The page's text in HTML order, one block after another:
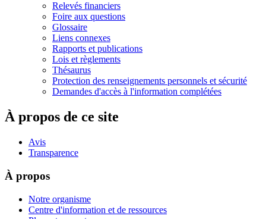
Relevés financiers
Foire aux questions
Glossaire
Liens connexes
Rapports et publications
Lois et règlements
Thésaurus
Protection des renseignements personnels et sécurité
Demandes d'accès à l'information complétées
À propos de ce site
Avis
Transparence
À propos
Notre organisme
Centre d'information et de ressources